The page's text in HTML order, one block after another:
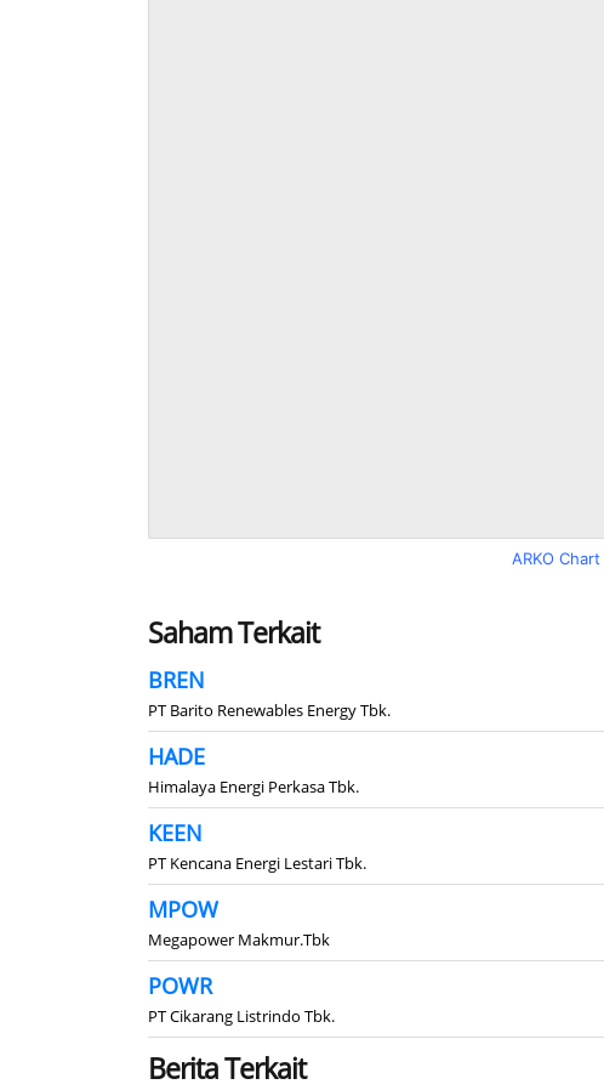
ARKO Chart
Saham Terkait
BREN
PT Barito Renewables Energy Tbk.
HADE
Himalaya Energi Perkasa Tbk.
KEEN
PT Kencana Energi Lestari Tbk.
MPOW
Megapower Makmur.Tbk
POWR
PT Cikarang Listrindo Tbk.
Berita Terkait